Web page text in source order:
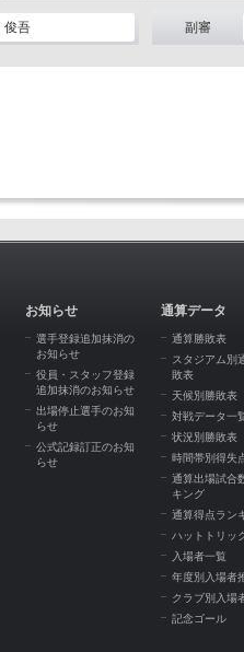
吾 副審
お知らせ
選手登録追加抹消の
お知らせ
役員・スタッフ登録
追加抹消のお知らせ
出場停止選手のお知
らせ
公式記録訂正のお知
らせ
通算データ
通算勝敗表
スタジアム別
敗表
天候別勝敗表
対戦データ一
状況別勝敗表
時間帯別得失
通算出場試合
キング
通算得点ラン
ハットトリッ
入場者一覧
年度別入場者
クラブ別入場
記念ゴール